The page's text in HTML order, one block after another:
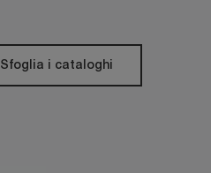
Sfoglia i cataloghi